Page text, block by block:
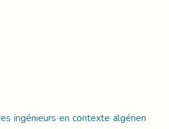
ingénieurs en contexte algérien